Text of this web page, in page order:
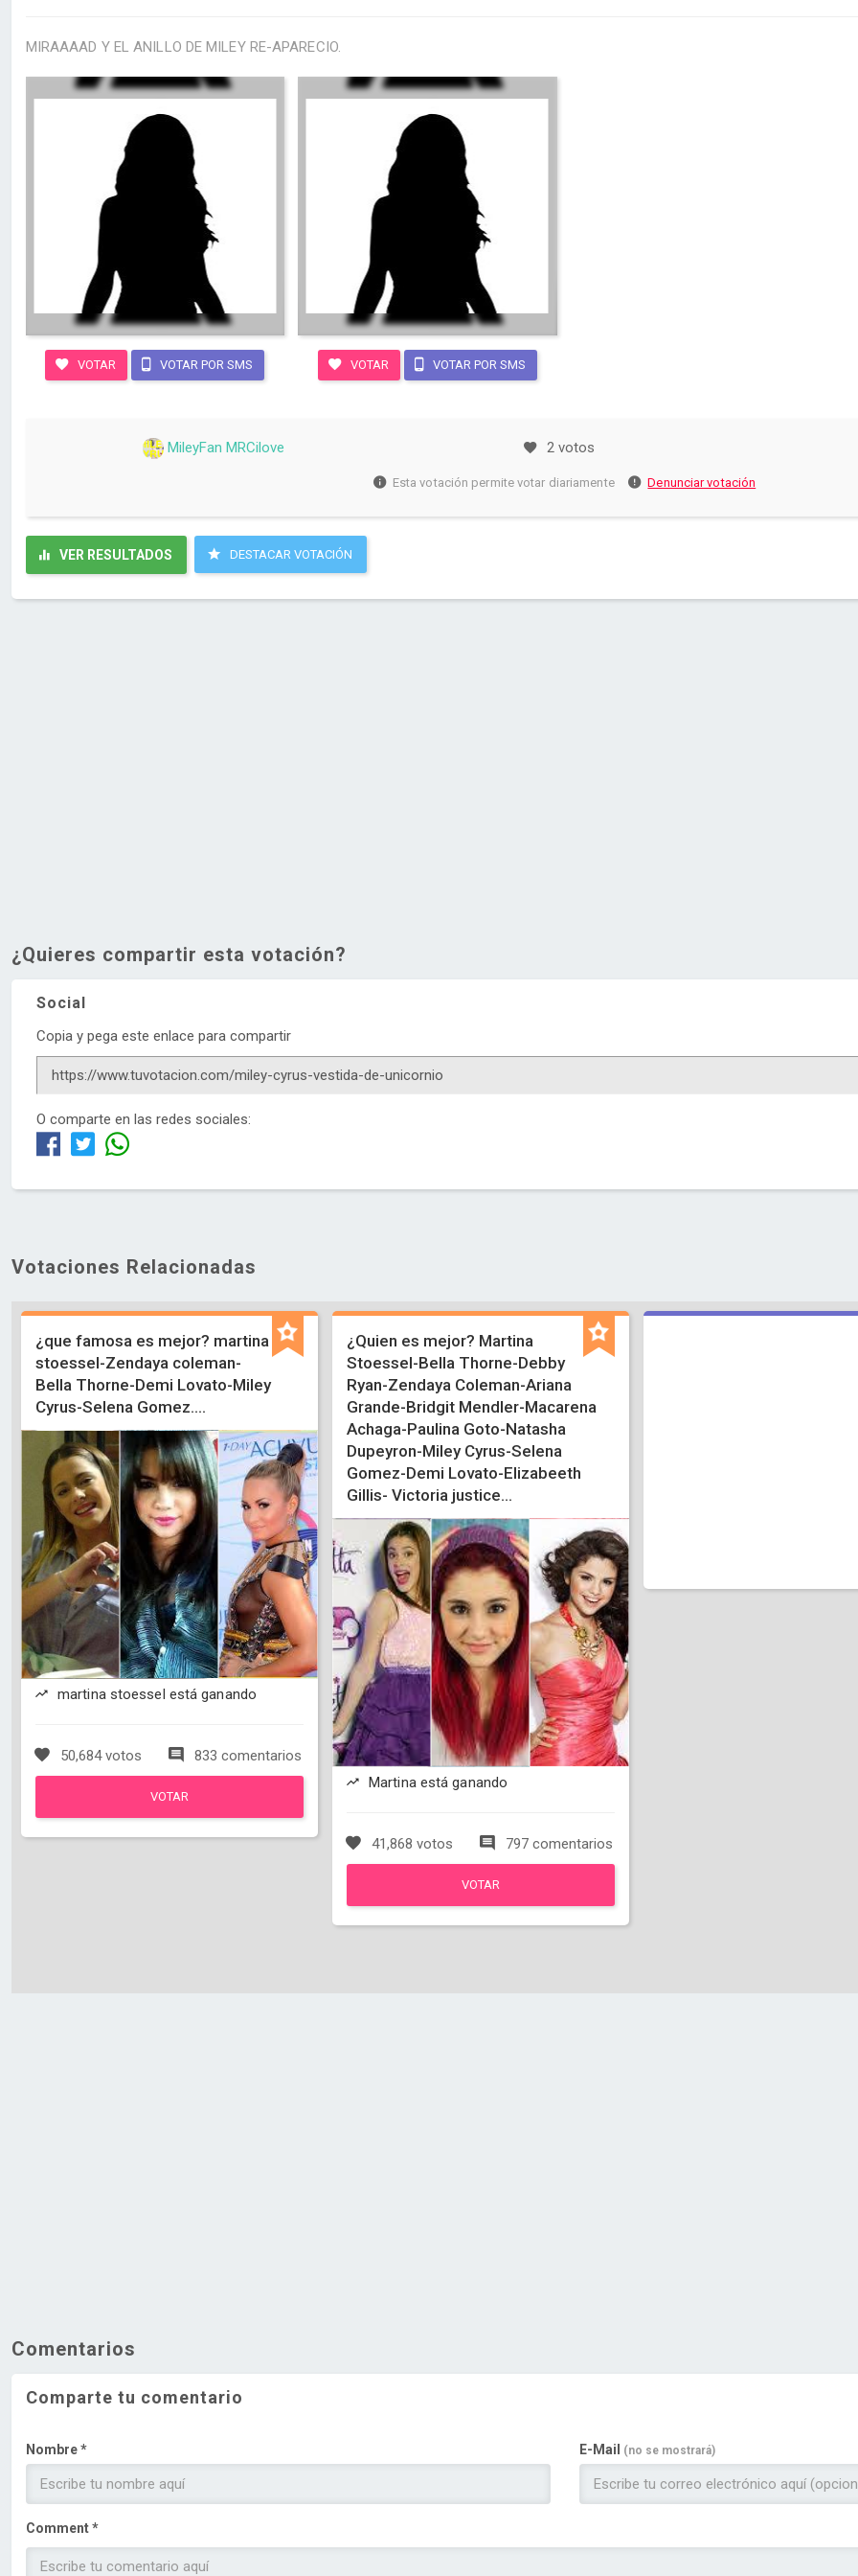
MIRAAAAD Y EL ANILLO DE MILEY RE-APARECIO.
VOTAR VOTAR POR SMS VOTAR VOTAR POR SMS
MileyFan MRCilove 2 votos
Esta votación permite votar diariamente Denunciar votación
VER RESULTADOS DESTACAR VOTACIÓN
¿Quieres compartir esta votación?
Social
Copia y pega este enlace para compartir
O comparte en las redes sociales:
Votaciones Relacionadas
¿que famosa es mejor? martina
stoessel-Zendaya coleman-
Bella Thorne-Demi Lovato-Miley
Cyrus-Selena Gomez....
martina stoessel está ganando
50,684 votos 833 comentarios
VOTAR
¿Quien es mejor? Martina
Stoessel-Bella Thorne-Debby
Ryan-Zendaya Coleman-Ariana
Grande-Bridgit Mendler-Macarena
Achaga-Paulina Goto-Natasha
Dupeyron-Miley Cyrus-Selena
Gomez-Demi Lovato-Elizabeeth
Gillis- Victoria justice...
Martina está ganando
41,868 votos 797 comentarios
VOTAR
Comentarios
Comparte tu comentario
Nombre * E-Mail (no se mostrará)
Comment *